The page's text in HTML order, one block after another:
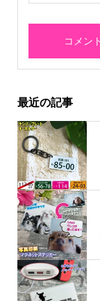
最近の記事